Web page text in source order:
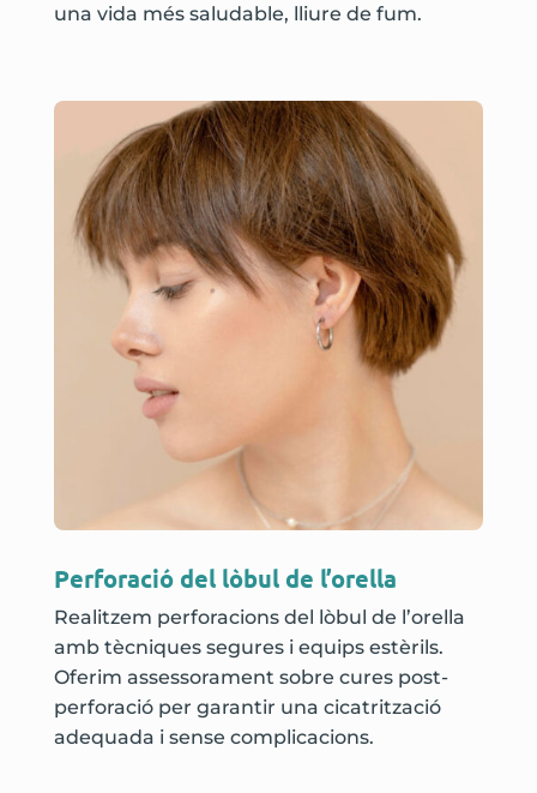
una vida més saludable, lliure de fum.
Perforació del lòbul de l’orella
Realitzem perforacions del lòbul de l’orella
amb tècniques segures i equips estèrils.
Oferim assessorament sobre cures post-
perforació per garantir una cicatrització
adequada i sense complicacions.